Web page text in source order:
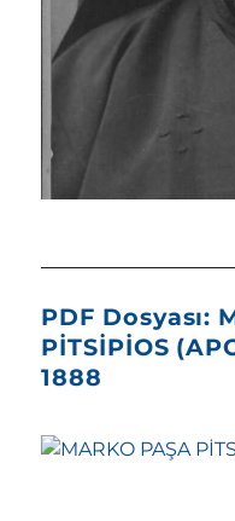
PDF Dosyası:
PİTSİPİOS
1888